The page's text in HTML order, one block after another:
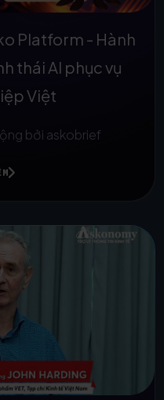
Platform - Hành
thái AI phục vụ
Việt
bởi askobrief